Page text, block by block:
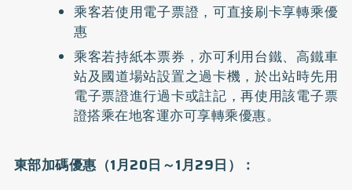
乘客若使用電子票證，可直接刷卡享轉乘優
惠
乘客若持紙本票券，亦可利用台鐵、高鐵車
站及國道場站設置之過卡機，於出站時先用
電子票證進行過卡或註記，再使用該電子票
證搭乘在地客運亦可享轉乘優惠。
東部加碼優惠（1月20日～1月29日）：